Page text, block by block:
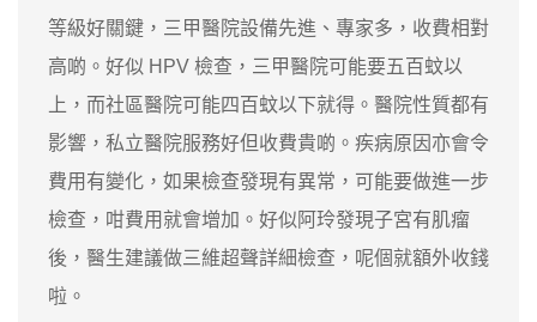
等級好關鍵，三甲醫院設備先進、專家多，收費相對
高啲。好似 HPV 檢查，三甲醫院可能要五百蚊以
上，而社區醫院可能四百蚊以下就得。醫院性質都有
影響，私立醫院服務好但收費貴啲。疾病原因亦會令
費用有變化，如果檢查發現有異常，可能要做進一步
檢查，咁費用就會增加。好似阿玲發現子宮有肌瘤
後，醫生建議做三維超聲詳細檢查，呢個就額外收錢
啦。